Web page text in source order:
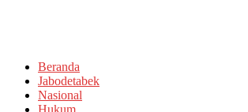
Beranda
Jabodetabek
Nasional
Hukum